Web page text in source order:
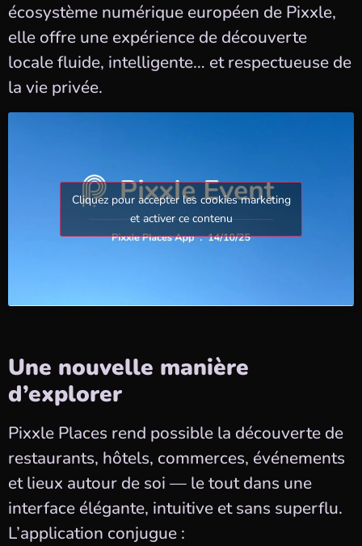
écosystème numérique européen de Pixxle,
elle offre une expérience de découverte
locale fluide, intelligente… et respectueuse de
la vie privée.
Cliquez pour accepter les cookies marketing
et activer ce contenu
Une nouvelle manière
d’explorer
Pixxle Places rend possible la découverte de
restaurants, hôtels, commerces, événements
et lieux autour de soi — le tout dans une
interface élégante, intuitive et sans superflu.
L’application conjugue :